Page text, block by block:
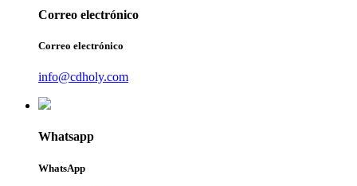
Correo electrónico
Correo electrónico
info@cdholy.com
Whatsapp
WhatsApp